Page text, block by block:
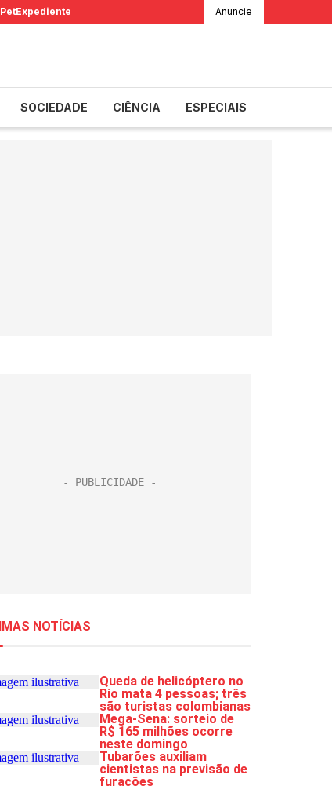
PetExpediente Anuncie
SOCIEDADE CIÊNCIA ESPECIAIS